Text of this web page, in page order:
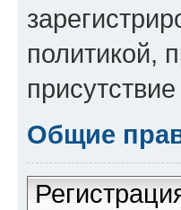
политикой,
Общие